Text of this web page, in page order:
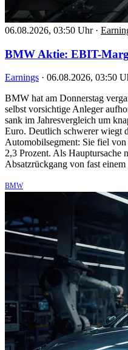
06.08.2026, 03:50 Uhr ·
BMW Aktie: EBIT-
Earnings · 06.08.2026, 03:50
BMW hat am Donnerstag
selbst vorsichtige Anleger
sank im Jahresvergleich um
Euro. Deutlich schwerer wiegt
Automobilsegment: Sie fiel
2,3 Prozent. Als Hauptursache
Absatzrückgang von fast
BMW